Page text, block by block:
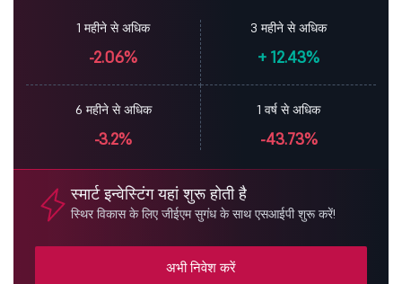
1 महीने से अधिक
-2.06%
3 महीने से अधिक
+ 12.43%
6 महीने से अधिक
-3.2%
1 वर्ष से अधिक
-43.73%
स्मार्ट इन्वेस्टिंग यहां शुरू होती है
स्थिर विकास के लिए जीईएम सुगंध के साथ एसआईपी शुरू करें!
अभी निवेश करें